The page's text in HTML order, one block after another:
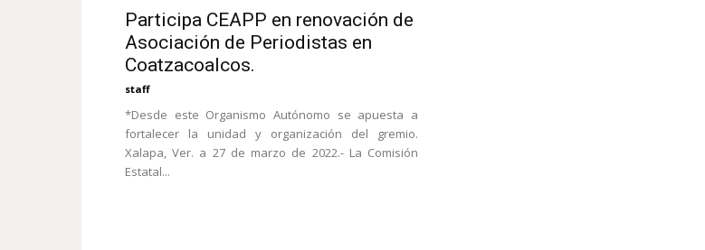
Participa CEAPP en renovación de
Asociación de Periodistas en
Coatzacoalcos.
staff
*Desde este Organismo Autónomo se apuesta a
fortalecer la unidad y organización del gremio.
Xalapa, Ver. a 27 de marzo de 2022.- La Comisión
Estatal...